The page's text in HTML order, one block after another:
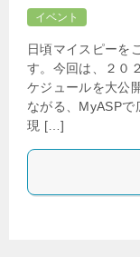
イベント
日頃マイスピーを
す。今回は、２０
ケジュールを大公
ながる、MyASP
現 […]